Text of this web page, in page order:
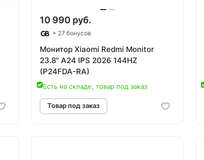
10 990 руб.
+ 27 бонусов
Монитор Xiaomi Redmi Monitor
23.8" A24 IPS 2026 144HZ
(P24FDA-RA)
Есть на складе, товар под заказ